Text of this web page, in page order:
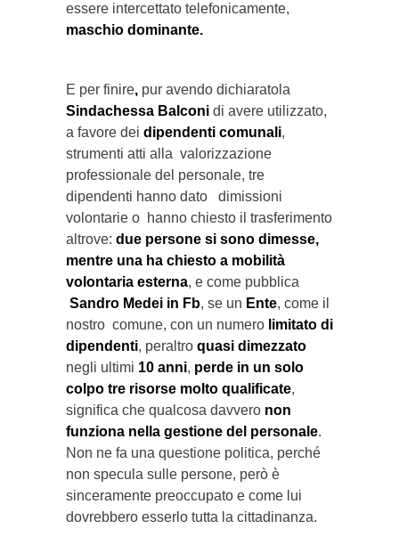
essere intercettato telefonicamente,
maschio dominante.
E per finire, pur avendo dichiaratola
Sindachessa Balconi di avere utilizzato,
a favore dei dipendenti comunali,
strumenti atti alla valorizzazione
professionale del personale, tre
dipendenti hanno dato dimissioni
volontarie o hanno chiesto il trasferimento
altrove: due persone si sono dimesse,
mentre una ha chiesto a mobilità
volontaria esterna, e come pubblica
Sandro Medei in Fb, se un Ente, come il
nostro comune, con un numero limitato di
dipendenti, peraltro quasi dimezzato
negli ultimi 10 anni, perde in un solo
colpo tre risorse molto qualificate,
significa che qualcosa davvero non
funziona nella gestione del personale.
Non ne fa una questione politica, perché
non specula sulle persone, però è
sinceramente preoccupato e come lui
dovrebbero esserlo tutta la cittadinanza.